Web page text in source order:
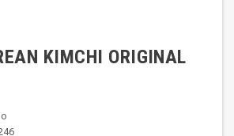
KIMCHI ORIGINAL